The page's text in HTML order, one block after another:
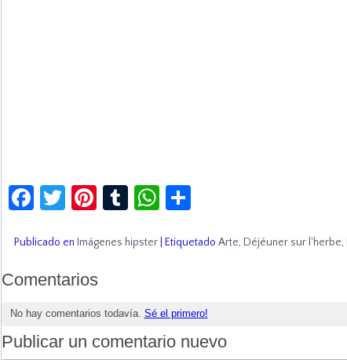
Facebook
Twitter
Pinterest
TumblrWhatsApp
Compartir
Publicado en Imágenes hipster| Etiquetado Arte, Déjéuner sur l'herbe,
Comentarios
No hay comentarios todavía. Sé el primero!
Publicar un comentario nuevo